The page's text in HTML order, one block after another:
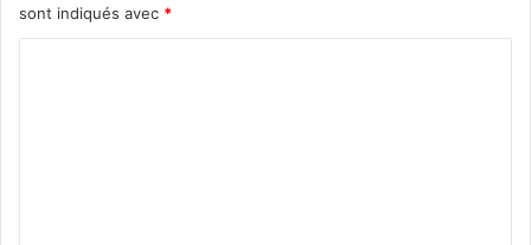
sont indiqués avec *